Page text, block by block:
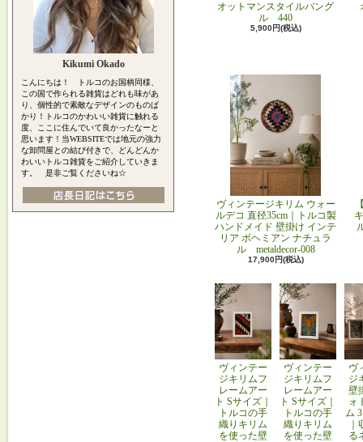
Kikumi Okado
こんにちは！ トルコのお国柄同様、
この国で作られる雑貨はどれも味があ
り、個性的で素敵なデザインのものば
かり！トルコのかわいい雑貨に触れる
度、ここに住んでいて良かったなーと
思います！当WEBSITEでは地元の強力
な卸問屋との結び付きで、どんどんか
わいいトルコ雑貨をご紹介していきま
す。 是非ご覧くださいね☆
オットマンスタイルバング
ル 440
5,900円(税込)
ヴィンテージキリム ウォー
ルデコ 直径35cm｜トルコ製
ハンドメイド 壁掛け インテ
リア ボヘミアン ナチュラ
ル metaldecor-008
17,900円(税込)
ヴィンテー
ジキリムフ
レームアー
ト Sサイズ｜
トルコの手
織りキリム
を使った壁
ヴィンテー
ジキリムフ
レームアー
ト Sサイズ｜
トルコの手
織りキリム
を使った壁
ヴ
ジ
壁
ォ
ム
る